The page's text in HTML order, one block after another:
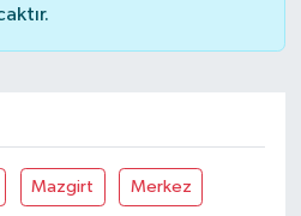
Mazgirt Merkez